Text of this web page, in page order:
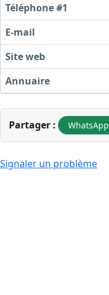
Téléphone #1
E-mail
Site web
Annuaire
Partager : WhatsApp
Signaler un problème